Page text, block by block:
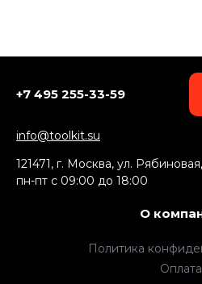
+7 495 255-33-59
info@toolkit.su
121471, г. Москва, ул.
пн-пт c 09:00 до 18:00
О
Политика
Оплата